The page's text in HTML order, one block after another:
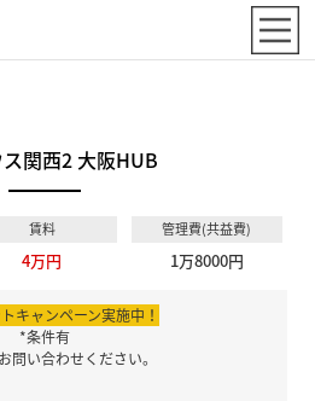
関西2 大阪HUB
賃料
4万円
管理費(共益費)
1万8000円
キャンペーン実施中！
*条件有
問い合わせください。